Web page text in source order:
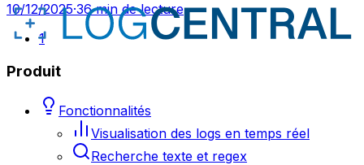
10/12/2025·36 min de lecture
1
Produit
Fonctionnalités
Visualisation des logs en temps réel
Recherche texte et regex